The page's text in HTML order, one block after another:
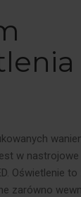
w nastrojowe
Oświetlenie to
zarówno